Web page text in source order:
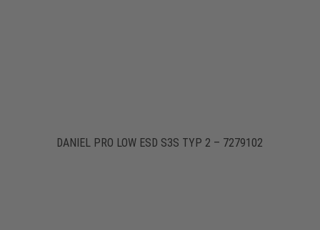
DANIEL PRO LOW ESD S3S TYP 2 – 7279102